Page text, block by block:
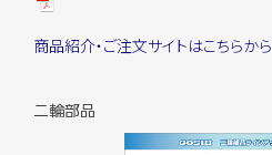
商品紹介・ご注文サイトはこちらから
二輪部品